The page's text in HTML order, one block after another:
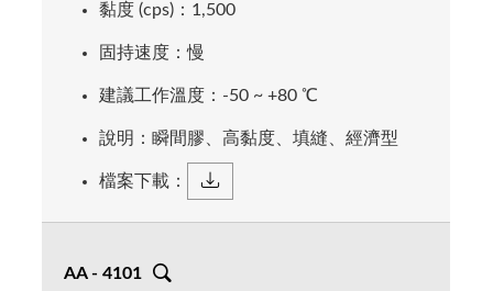
黏度 (cps)：1,500
固持速度：慢
建議工作溫度：-50 ~ +80 ℃
說明：瞬間膠、高黏度、填縫、經濟型
檔案下載：
AA - 4101